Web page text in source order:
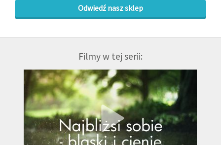
Odwiedź nasz sklep
Filmy w tej serii: